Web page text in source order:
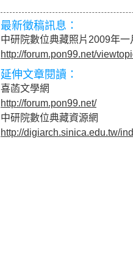
最新徵稿訊息：
中研院數位典藏照片2009年一
http://forum.pon99.net/
延伸文章閱讀：
喜菡文學網
http://forum.pon99.net/
中研院數位典藏資源網
http://digiarch.sinica.edu.tw/